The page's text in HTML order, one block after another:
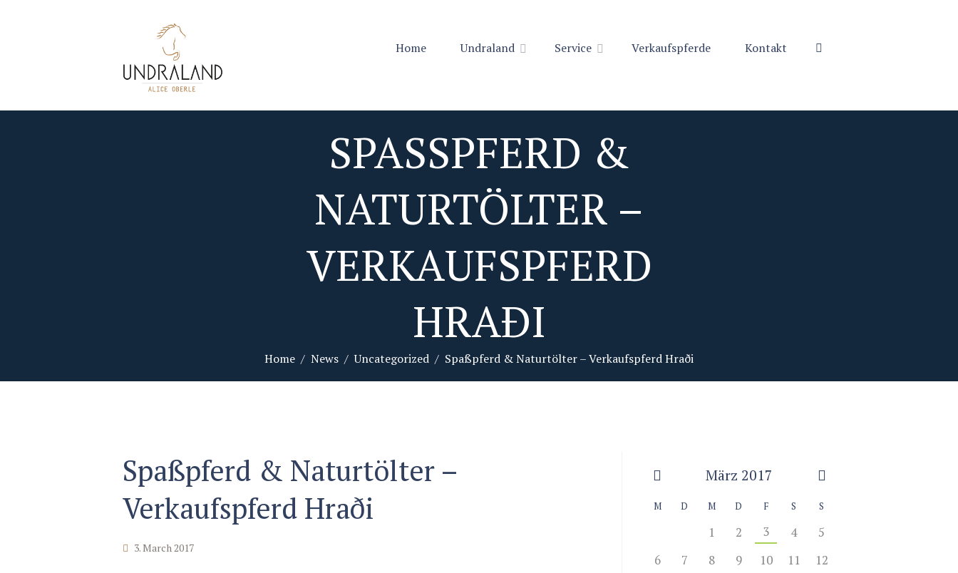
Home Undraland Service Verkaufspferde Kontakt
SPASSPFERD & N
ATURTÖLTER – V
ERKAUFSPFERD H
RAÐI
Home News Uncategorized Spaßpferd & Naturtölter – Verkaufspferd Hraði
Spaßpferd & Naturtölter –
Verkaufspferd Hraði
3. March 2017
März 2017
M D M D F S S
1 2 3 4
5
6
7 8 9 10 11
12